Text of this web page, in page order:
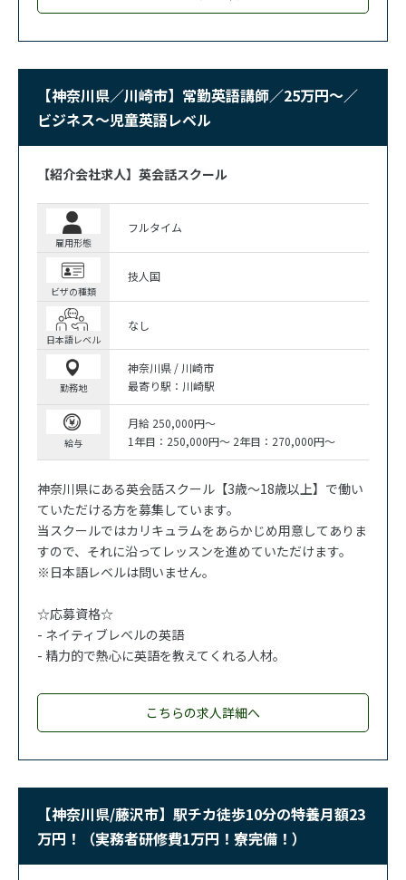
【神奈川県／川崎市】常勤英語講師／25万円～／
ビジネス～児童英語レベル
【紹介会社求人】英会話スクール
雇用形態
フルタイム
ビザの種類
技人国
日本語レベル
なし
勤務地
神奈川県 / 川崎市
最寄り駅：川崎駅
給与
月給 250,000円～
1年目：250,000円～ 2年目：270,000円～
神奈川県にある英会話スクール【3歳～18歳以上】で働い
ていただける方を募集しています。
当スクールではカリキュラムをあらかじめ用意してありま
すので、それに沿ってレッスンを進めていただけます。
※日本語レベルは問いません。
☆応募資格☆
- ネイティブレベルの英語
- 精力的で熱心に英語を教えてくれる人材。
こちらの求人詳細へ
【神奈川県/藤沢市】駅チカ徒歩10分の特養月額23
万円！（実務者研修費1万円！寮完備！）